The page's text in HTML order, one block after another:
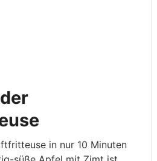
in nur 10 Minuten